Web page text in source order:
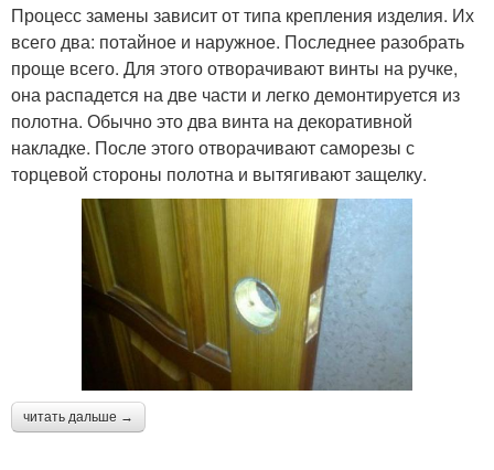
Процесс замены зависит от типа крепления изделия. Их
всего два: потайное и наружное. Последнее разобрать
проще всего. Для этого отворачивают винты на ручке,
она распадется на две части и легко демонтируется из
полотна. Обычно это два винта на декоративной
накладке. После этого отворачивают саморезы с
торцевой стороны полотна и вытягивают защелку.
читать дальше →